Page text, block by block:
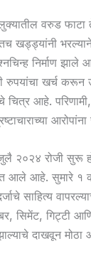
वरुड फाटा ते
खड्ड्यांनी
निर्माण
रुपयांचा खर्च करून
चित्र आहे.
२०२४ रोजी सुरू
आले आहे. सुमारे १
साहित्य
सिमेंट, गिट्टी
दाखवून मोठा